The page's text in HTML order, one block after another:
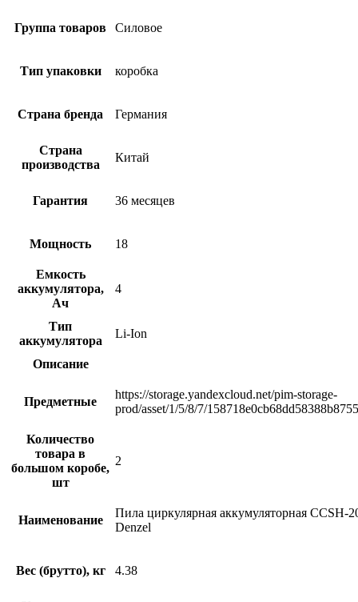
Группа товаров Силовое
Тип упаковки коробка
Страна бренда Германия
Страна
производства
Китай
Гарантия 36 месяцев
Мощность 18
Емкость
аккумулятора,
Ач
4
Тип
аккумулятора
Li-Ion
Описание
Предметные
https://storage.yandexcloud.net/pim-storage-
prod/asset/1/5/8/7/
Количество
товара в
большом коробе,
шт
2
Наименование
Пила циркулярная аккумуляторная
Denzel
Вес (брутто), кг 4.38